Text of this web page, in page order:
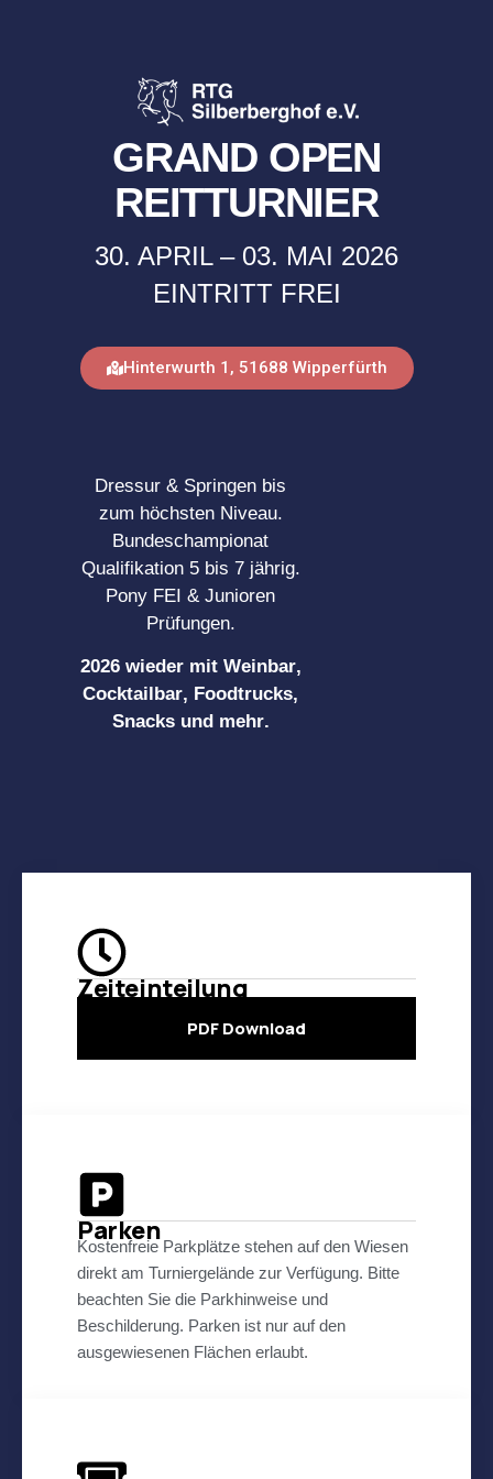
GRAND OPEN
REITTURNIER
30. APRIL – 03. MAI 2026
EINTRITT FREI
Hinterwurth 1, 51688 Wipperfürth
Dressur & Springen bis
zum höchsten Niveau.
Bundeschampionat
Qualifikation 5 bis 7 jährig.
Pony FEI & Junioren
Prüfungen.
2026 wieder mit Weinbar,
Cocktailbar, Foodtrucks,
Snacks und mehr.
Zeiteinteilung
PDF Download
Parken
Kostenfreie Parkplätze stehen auf den Wiesen
direkt am Turniergelände zur Verfügung. Bitte
beachten Sie die Parkhinweise und
Beschilderung. Parken ist nur auf den
ausgewiesenen Flächen erlaubt.